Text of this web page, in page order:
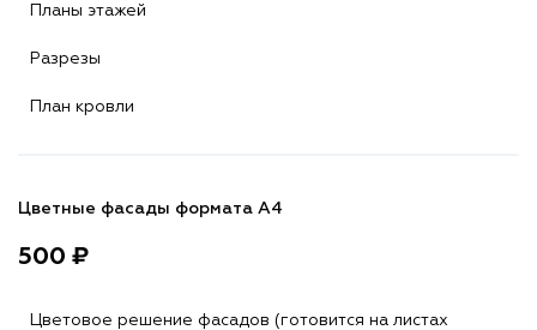
Планы этажей
Разрезы
План кровли
Цветные фасады формата А4
500 ₽
Цветовое решение фасадов (готовится на листах